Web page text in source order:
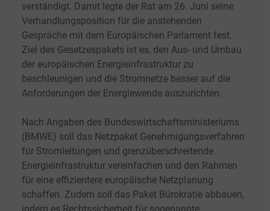
verständigt. Damit legte der Rat am 26. Juni seine
Verhandlungsposition für die anstehenden
Gespräche mit dem Europäischen Parlament fest.
Ziel des Gesetzespakets ist es, den Aus- und Umbau
der europäischen Energieinfrastruktur zu
beschleunigen und die Stromnetze besser auf die
Anforderungen der Energiewende auszurichten.
Nach Angaben des Bundeswirtschaftsministeriums
(BMWE) soll das Netzpaket Genehmigungsverfahren
für Stromleitungen und grenzüberschreitende
Energieinfrastruktur vereinfachen und den Rahmen
für eine effizientere europäische Netzplanung
schaffen. Zudem soll das Paket Bürokratie abbauen,